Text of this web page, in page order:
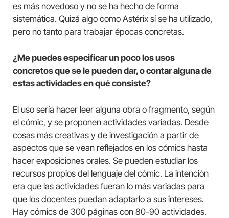
es más novedoso y no se ha hecho de forma
sistemática. Quizá algo como Astérix sí se ha utilizado,
pero no tanto para trabajar épocas concretas.
¿Me puedes especificar un poco los usos
concretos que se le pueden dar, o contar alguna de
estas actividades en qué consiste?
El uso sería hacer leer alguna obra o fragmento, según
el cómic, y se proponen actividades variadas. Desde
cosas más creativas y de investigación a partir de
aspectos que se vean reflejados en los cómics hasta
hacer exposiciones orales. Se pueden estudiar los
recursos propios del lenguaje del cómic. La intención
era que las actividades fueran lo más variadas para
que los docentes puedan adaptarlo a sus intereses.
Hay cómics de 300 páginas con 80-90 actividades.